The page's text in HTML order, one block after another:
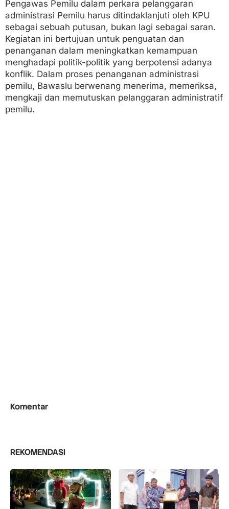
Pengawas Pemilu dalam perkara pelanggaran
administrasi Pemilu harus ditindaklanjuti oleh KPU
sebagai sebuah putusan, bukan lagi sebagai saran.
Kegiatan ini bertujuan untuk penguatan dan
penanganan dalam meningkatkan kemampuan
menghadapi politik-politik yang berpotensi adanya
konflik. Dalam proses penanganan administrasi
pemilu, Bawaslu berwenang menerima, memeriksa,
mengkaji dan memutuskan pelanggaran administratif
pemilu.
Komentar
REKOMENDASI